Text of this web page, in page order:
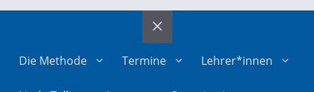
Die Methode Termine Lehrer*innen